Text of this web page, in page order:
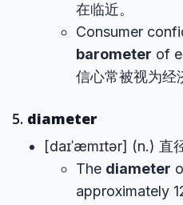
在临近。
Consumer
barometer of
信心常被视为经
5. diameter
[daɪˈæmɪtər] (n.) 直
The diameter
approximately